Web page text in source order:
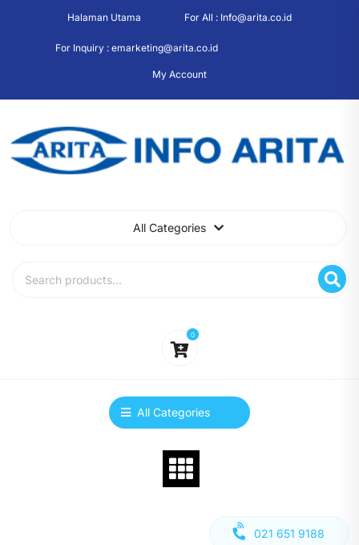
Halaman Utama For All : Info@arita.co.id
For Inquiry : emarketing@arita.co.id
My Account
All Categories
0
All Categories
021 651 9188